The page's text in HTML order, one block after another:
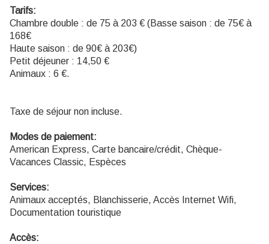
Tarifs:
Chambre double : de 75 à 203 € (Basse saison : de 75€ à
168€
Haute saison : de 90€ à 203€)
Petit déjeuner : 14,50 €
Animaux : 6 €.
Taxe de séjour non incluse.
Modes de paiement:
American Express, Carte bancaire/crédit, Chèque-
Vacances Classic, Espèces
Services:
Animaux acceptés, Blanchisserie, Accès Internet Wifi,
Documentation touristique
Accès: